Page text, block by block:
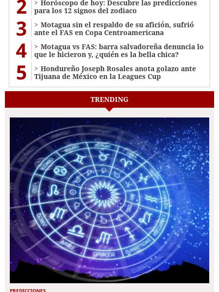
2
Horóscopo de hoy: Descubre las predicciones
para los 12 signos del zodiaco
3
Motagua sin el respaldo de su afición, sufrió
ante el FAS en Copa Centroamericana
4
Motagua vs FAS: barra salvadoreña denuncia lo
que le hicieron y, ¿quién es la bella chica?
5
Hondureño Joseph Rosales anota golazo ante
Tijuana de México en la Leagues Cup
TRENDING